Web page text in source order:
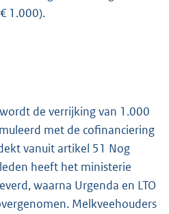
1.000).
de verrijking van 1.000
met de cofinanciering
vanuit artikel 51 Nog
heeft het ministerie
waarna Urgenda en LTO
Melkveehouders